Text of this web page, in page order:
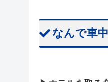
なんで車